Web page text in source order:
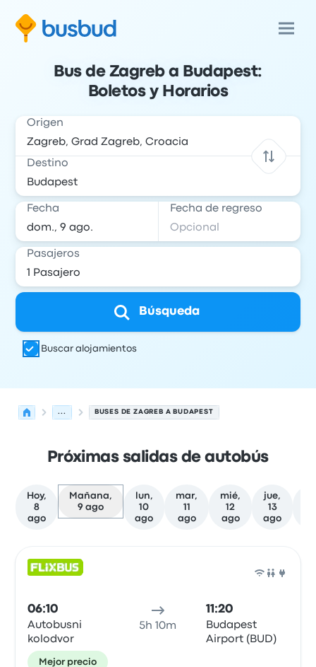
Bus de Zagreb a Budapest:
Boletos y Horarios
Origen
Destino
Fecha Fecha de regreso
Pasajeros
Búsqueda
Buscar alojamientos
... BUSES DE ZAGREB A BUDAPEST
Próximas salidas de autobús
Hoy,
8
ago
Mañana,
9 ago
lun,
10
ago
mar,
11
ago
mié,
12
ago
jue,
13
ago
06:10
Autobusni
kolodvor
5h 10m
11:20
Budapest
Airport (BUD)
Mejor precio